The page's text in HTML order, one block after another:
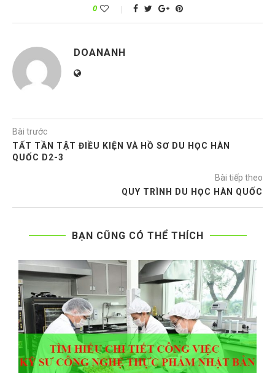
0
DOANANH
Bài trước
TẤT TẦN TẬT ĐIỀU KIỆN VÀ HỒ SƠ DU HỌC HÀN
QUỐC D2-3
Bài tiếp theo
QUY TRÌNH DU HỌC HÀN QUỐC
BẠN CŨNG CÓ THỂ THÍCH